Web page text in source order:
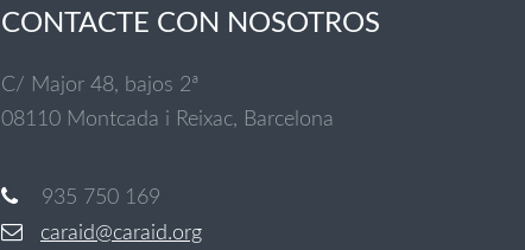
CONTACTE CON NOSOTROS
C/ Major 48, bajos 2ª
08110 Montcada i Reixac, Barcelona
935 750 169
caraid@caraid.org